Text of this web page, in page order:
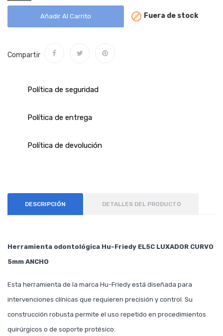
Añadir Al Carrito  Fuera de stock
Compartir
Política de seguridad
Política de entrega
Política de devolución
DESCRIPCIÓN DETALLES DEL PRODUCTO
Herramienta odontológica Hu-Friedy EL5C LUXADOR CURVO
5mm ANCHO
Esta herramienta de la marca Hu-Friedy está diseñada para
intervenciones clínicas que requieren precisión y control. Su
construcción robusta permite el uso repetido en procedimientos
quirúrgicos o de soporte protésico.